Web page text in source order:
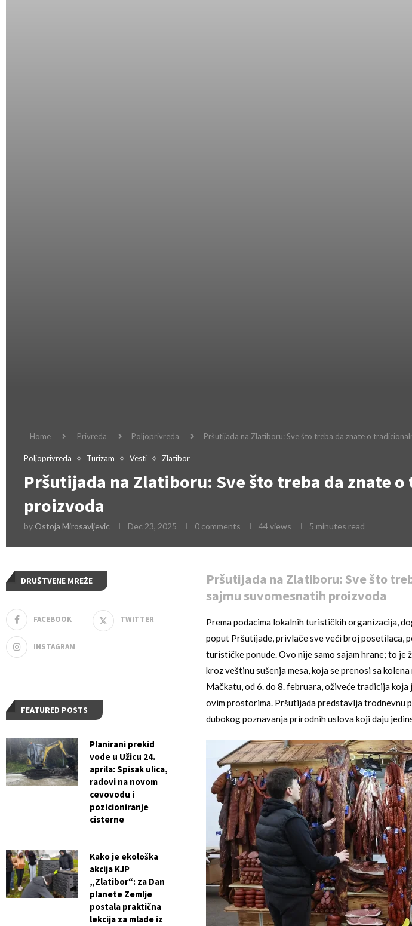
Home Privreda Poljoprivreda Pršutijada na Zlatiboru: Sve što treba da znate o
Poljoprivreda Turizam Vesti Zlatibor
Pršutijada na Zlatiboru: Sve što treba da znate
proizvoda
by Ostoja Mirosavljevic Dec 23, 2025 0 comments 44views 5 minutes read
Pršutijada na Zlatiboru: Sve što
sajmu suvomesnatih proizvoda
Prema podacima lokalnih turističkih organizacija,
poput Pršutijade, privlače sve veći broj posetilaca,
turističke ponude. Ovo nije samo sajam hrane; to
kroz veštinu sušenja mesa, koja se prenosi sa
Mačkatu, od 6. do 8. februara, oživeće tradicija
ovim prostorima. Pršutijada predstavlja trodnevnu
dubokog poznavanja prirodnih uslova koji daju
DRUŠTVENE MREŽE
FACEBOOK TWITTER
INSTAGRAM
FEATURED POSTS
Planirani prekid
vode u Užicu 24.
aprila: Spisak ulica,
radovi na novom
cevovodu i
pozicioniranje
cisterne
Kako je ekološka
akcija KJP
„Zlatibor“: za Dan
planete Zemlje
postala praktična
lekcija za mlade iz